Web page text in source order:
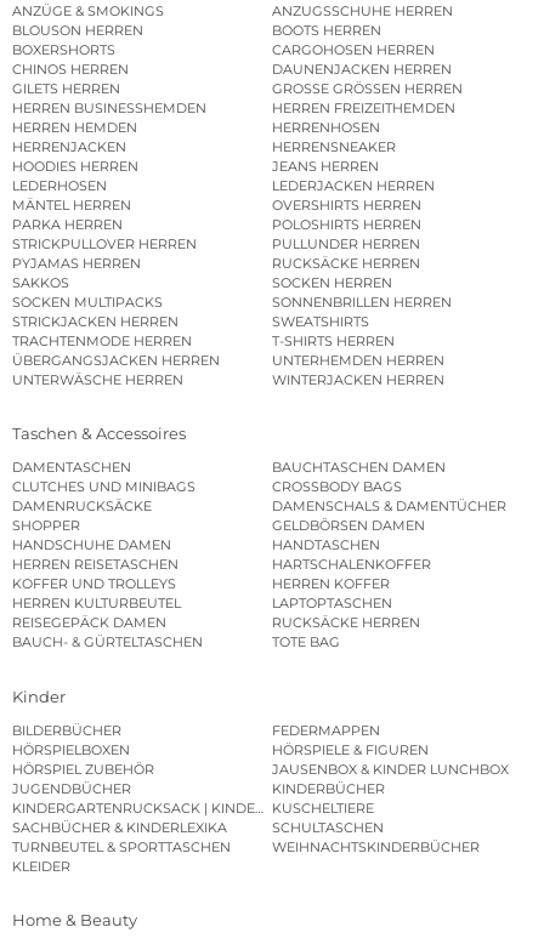
ANZÜGE & SMOKINGS
ANZUGSSCHUHE HERREN
BLOUSON HERREN
BOOTS HERREN
BOXERSHORTS
CARGOHOSEN HERREN
CHINOS HERREN
DAUNENJACKEN HERREN
GILETS HERREN
GROSSE GRÖSSEN HERREN
HERREN BUSINESSHEMDEN
HERREN FREIZEITHEMDEN
HERREN HEMDEN
HERRENHOSEN
HERRENJACKEN
HERRENSNEAKER
HOODIES HERREN
JEANS HERREN
LEDERHOSEN
LEDERJACKEN HERREN
MÄNTEL HERREN
OVERSHIRTS HERREN
PARKA HERREN
POLOSHIRTS HERREN
STRICKPULLOVER HERREN
PULLUNDER HERREN
PYJAMAS HERREN
RUCKSÄCKE HERREN
SAKKOS
SOCKEN HERREN
SOCKEN MULTIPACKS
SONNENBRILLEN HERREN
STRICKJACKEN HERREN
SWEATSHIRTS
TRACHTENMODE HERREN
T-SHIRTS HERREN
ÜBERGANGSJACKEN HERREN
UNTERHEMDEN HERREN
UNTERWÄSCHE HERREN
WINTERJACKEN HERREN
Taschen & Accessoires
DAMENTASCHEN
BAUCHTASCHEN DAMEN
CLUTCHES UND MINIBAGS
CROSSBODY BAGS
DAMENRUCKSÄCKE
DAMENSCHALS & DAMENTÜCHER
SHOPPER
GELDBÖRSEN DAMEN
HANDSCHUHE DAMEN
HANDTASCHEN
HERREN REISETASCHEN
HARTSCHALENKOFFER
KOFFER UND TROLLEYS
HERREN KOFFER
HERREN KULTURBEUTEL
LAPTOPTASCHEN
REISEGEPÄCK DAMEN
RUCKSÄCKE HERREN
BAUCH- & GÜRTELTASCHEN
TOTE BAG
Kinder
BILDERBÜCHER
FEDERMAPPEN
HÖRSPIELBOXEN
HÖRSPIELE & FIGUREN
HÖRSPIEL ZUBEHÖR
JAUSENBOX & KINDER LUNCHBOX
JUGENDBÜCHER
KINDERBÜCHER
KINDERGARTENRUCKSACK | KINDERGARTENBEUTEL
KUSCHELTIERE
SACHBÜCHER & KINDERLEXIKA
SCHULTASCHEN
TURNBEUTEL & SPORTTASCHEN
WEIHNACHTSKINDERBÜCHER
KLEIDER
Home & Beauty